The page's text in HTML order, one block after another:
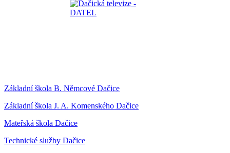
Základní škola B. Němcové Dačice
Základní škola J. A. Komenského Dačice
Mateřská škola Dačice
Technické služby Dačice